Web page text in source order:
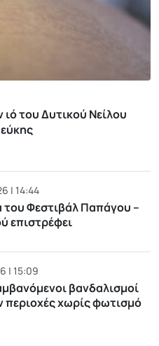
του Δυτικού Νείλου
| 14:44
του Φεστιβάλ Παπάγου –
επιστρέφει
| 15:09
βανδαλισμοί
περιοχές χωρίς φωτισμό